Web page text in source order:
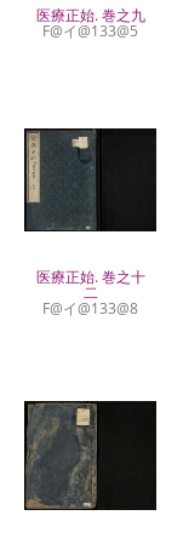
医療正始. 巻之九
F@イ@133@5
医療正始. 巻之十
二
F@イ@133@8